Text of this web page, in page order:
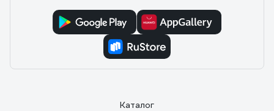
Каталог